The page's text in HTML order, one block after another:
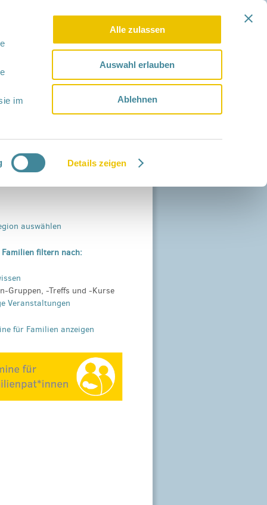
im
Details zeigen
Alle zulassen
Auswahl erlauben
Ablehnen
auswählen
filtern nach:
Gruppen, -Treffs und -Kurse
Veranstaltungen
für Familien anzeigen